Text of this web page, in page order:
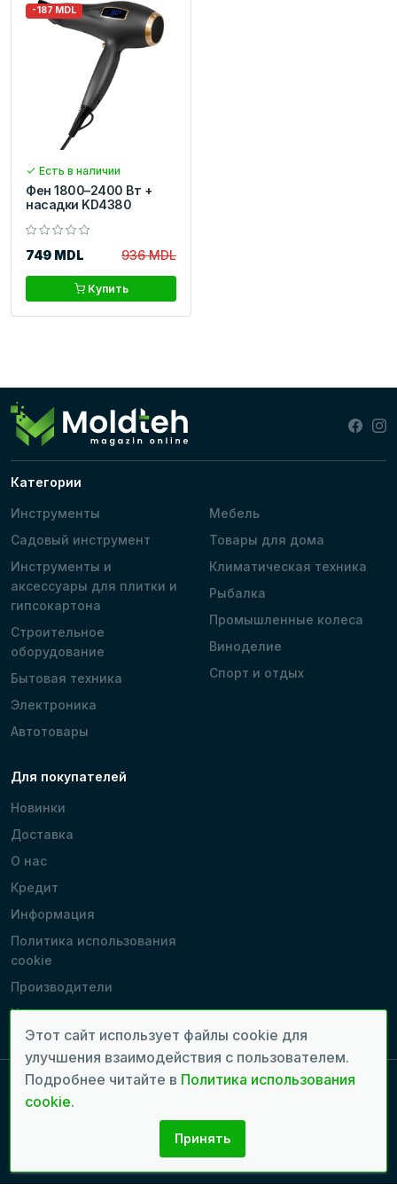
-187 MDL
Есть в наличии
Фен 1800–2400 Вт +
насадки KD4380
749 MDL 936 MDL
Купить
Категории
Инструменты
Садовый инструмент
Инструменты и
аксессуары для плитки и
гипсокартона
Строительное
оборудование
Бытовая техника
Электроника
Автотовары
Мебель
Товары для дома
Климатическая техника
Рыбалка
Промышленные колеса
Виноделие
Спорт и отдых
Для покупателей
Новинки
Доставка
О нас
Кредит
Информация
Политика использования
cookie
Производители
Наши магазины
Copyright 2022 - 2026 © Все права защищены. | Время генерации
Разработка сайтов:
Этот сайт использует файлы cookie для
улучшения взаимодействия с пользователем.
Подробнее читайте в Политика использования
cookie.
Принять